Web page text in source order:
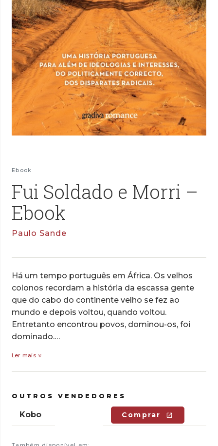
Ebook
Fui Soldado e Morri –
Ebook
Paulo Sande
Há um tempo português em África. Os velhos
colonos recordam a história da escassa gente
que do cabo do continente velho se fez ao
mundo e depois voltou, quando voltou.
Entretanto encontrou povos, dominou-os, foi
dominado.…
Ler mais
OUTROS VENDEDORES
Kobo Comprar